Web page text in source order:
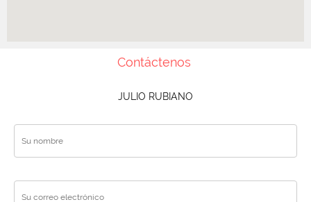
Contáctenos
JULIO RUBIANO